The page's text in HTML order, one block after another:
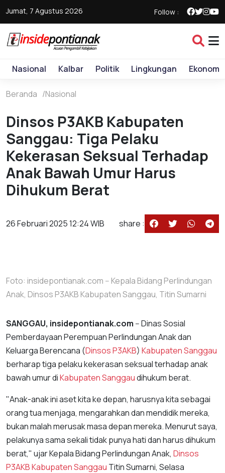
Jumat, 7 Agustus 2026 Follow :
Nasional Kalbar Politik Lingkungan Ekonomi
Beranda Nasional
Dinsos P3AKB Kabupaten
Sanggau: Tiga Pelaku
Kekerasan Seksual Terhadap
Anak Bawah Umur Harus
Dihukum Berat
26 Februari 2025 12:24 WIB share :
Foto: insidepontianak.com -- Kepala Bidang Perlindungan
Anak, Dinsos P3AKB Kabupaten Sanggau, Titin Sumarni
SANGGAU, insidepontianak.com -- Dinas Sosial
Pemberdayaan Perempuan Perlindungan Anak dan
Keluarga Berencana (DinsosP3AKB) Kabupaten Sanggau
berharap tiga pelaku kekerasan seksual terhadap anak
bawah umur diKabupaten Sanggaudihukum berat.
"Anak-anak ini aset kita ke depan, harusnya kita sebagai
orang tua menjaga, mengarahkan dan mendidik mereka,
bukan malah merusak masa depan mereka. Menurut saya,
pelakunya sama sekali tidak punya hati dan harus dihukum
berat," ujar Kepala Bidang Perlindungan Anak, Dinsos
P3AKBKabupaten Sanggau Titin Sumarni, Selasa